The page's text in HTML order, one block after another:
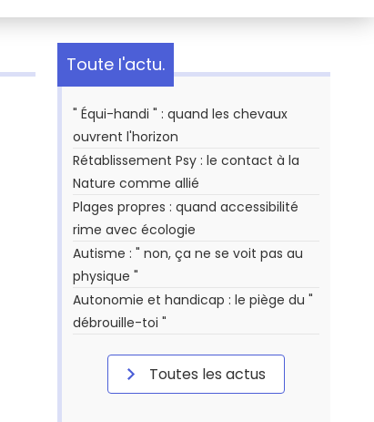
Toute l'actu.
" Équi-handi " : quand les chevaux
ouvrent l'horizon
Rétablissement Psy : le contact à la
Nature comme allié
Plages propres : quand accessibilité
rime avec écologie
Autisme : " non, ça ne se voit pas au
physique "
Autonomie et handicap : le piège du "
débrouille-toi "
Toutes les actus